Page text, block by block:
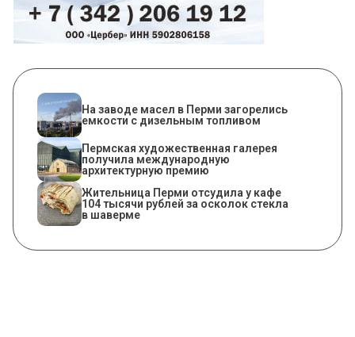
На заводе масел в Перми загорелись
емкости с дизельным топливом
Пермская художественная галерея
получила международную
архитектурную премию
Жительница Перми отсудила у кафе
104 тысячи рублей за осколок стекла
в шаверме